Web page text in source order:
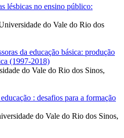
lésbicas no ensino público:
do Vale do Rio dos
da educação básica: produção
(1997-2018)
do Vale do Rio dos Sinos,
: desafios para a formação
do Vale do Rio dos Sinos,